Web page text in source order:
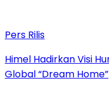
Pers Rilis
Himel Hadirkan Visi
Global “Dream Home”